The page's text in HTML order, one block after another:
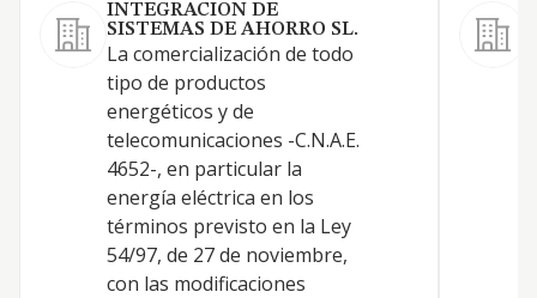
INTEGRACION DE
SISTEMAS DE AHORRO SL.
La comercialización de todo
tipo de productos
energéticos y de
telecomunicaciones -C.N.A.E.
4652-, en particular la
energía eléctrica en los
términos previsto en la Ley
54/97, de 27 de noviembre,
con las modificaciones